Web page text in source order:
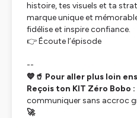
histoire, tes visuels et ta
marque unique et
fidélise et inspire confiance.
👉 Écoute l’épisode
--
💙🥤 Pour aller plus loin
Reçois ton KIT Zéro Bobo :
communiquer sans accroc
🚀